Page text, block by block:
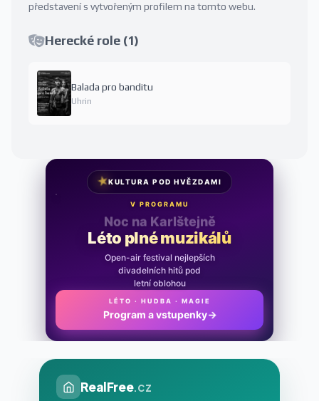
představení s vytvořeným profilem na tomto webu.
Herecké role (1)
Balada pro banditu
Uhrin
★KULTURA POD HVĚZDAMI
V PROGRAMU
Noc na Karlštejně
Léto plné muzikálů
Open-air festival nejlepších
divadelních hitů pod
letní oblohou
LÉTO · HUDBA · MAGIE
Program a vstupenky →
RealFree.cz